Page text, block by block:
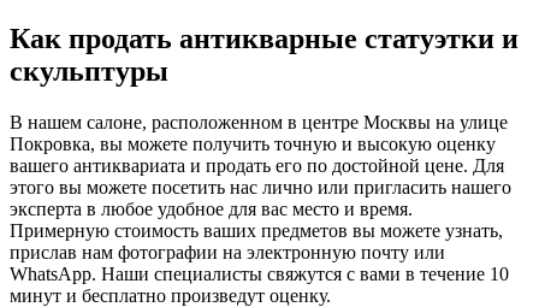
Как продать антикварные статуэтки и
скульптуры
В нашем салоне, расположенном в центре Москвы на улице
Покровка, вы можете получить точную и высокую оценку
вашего антиквариата и продать его по достойной цене. Для
этого вы можете посетить нас лично или пригласить нашего
эксперта в любое удобное для вас место и время.
Примерную стоимость ваших предметов вы можете узнать,
прислав нам фотографии на электронную почту или
WhatsApp. Наши специалисты свяжутся с вами в течение 10
минут и бесплатно произведут оценку.